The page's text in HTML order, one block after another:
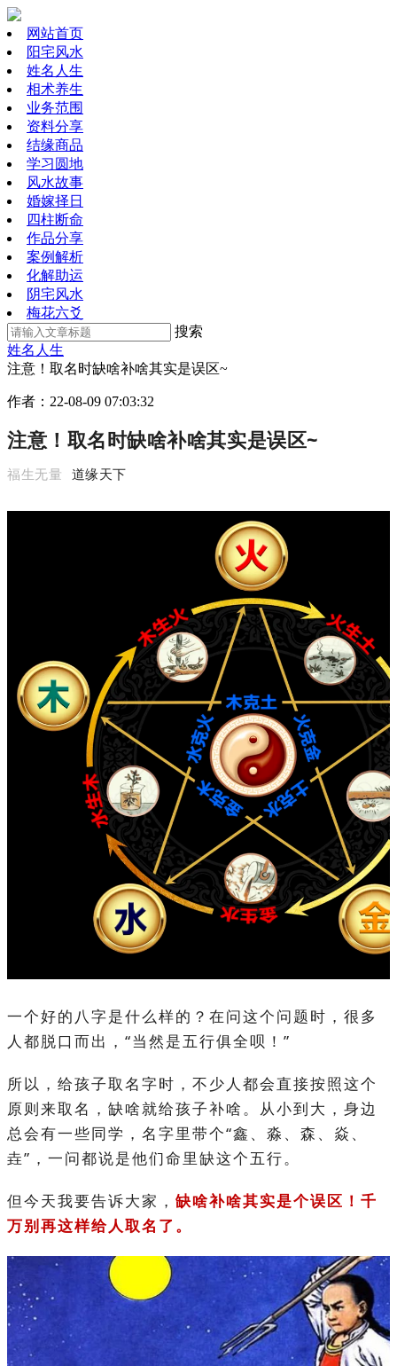
网站首页
阳宅风水
姓名人生
相术养生
业务范围
资料分享
结缘商品
学习圆地
风水故事
婚嫁择日
四柱断命
作品分享
案例解析
化解助运
阴宅风水
梅花六爻
搜索
姓名人生
注意！取名时缺啥补啥其实是误区~
作者： 22-08-09 07:03:32
注意！取名时缺啥补啥其实是误区~
福生无量 道缘天下
一个好的八字是什么样的？在问这个问题时，很多
人都脱口而出，“当然是五行俱全呗！”
所以，给孩子取名字时，不少人都会直接按照这个
原则来取名，缺啥就给孩子补啥。从小到大，身边
总会有一些同学，名字里带个“鑫、淼、森、焱、
垚”，一问都说是他们命里缺这个五行。
但今天我要告诉大家， 缺啥补啥其实是个误区！千
万别再这样给人取名了。